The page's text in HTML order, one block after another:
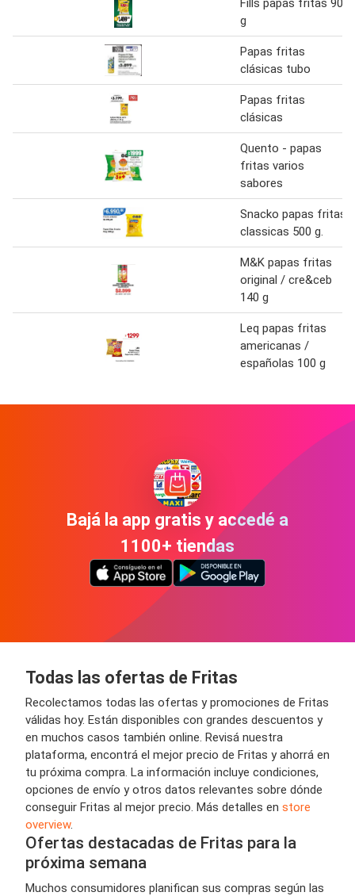
g
Papas fritas
clásicas tubo
Papas fritas
clásicas
Quento - papas
fritas varios
sabores
Snacko papas fritas
classicas 500 g.
M&K papas fritas
original / cre&ceb
140 g
Leq papas fritas
americanas /
españolas 100 g
Bajá la app gratis y accedé a
1100+ tiendas
Todas las ofertas de Fritas
Recolectamos todas las ofertas y promociones de Fritas
válidas hoy. Están disponibles con grandes descuentos y
en muchos casos también online. Revisá nuestra
plataforma, encontrá el mejor precio de Fritas y ahorrá en
tu próxima compra. La información incluye condiciones,
opciones de envío y otros datos relevantes sobre dónde
conseguir Fritas al mejor precio. Más detalles en store
overview.
Ofertas destacadas de Fritas para la
próxima semana
Muchos consumidores planifican sus compras según las